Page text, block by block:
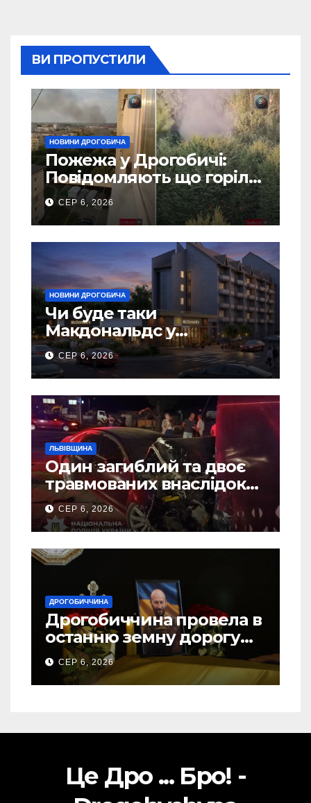
ВИ ПРОПУСТИЛИ
НОВИНИ ДРОГОБИЧА
Пожежа у Дрогобичі:
Повідомляють що горіло
5 гаражів (Відео)
СЕР 6, 2026
НОВИНИ ДРОГОБИЧА
Чи буде таки
Макдональдс у
Дрогобичі? (Фото)
СЕР 6, 2026
ЛЬВІВЩИНА
Один загиблий та двоє
травмованих внаслідок
ДТП на Самбірщині
СЕР 6, 2026
ДРОГОБИЧЧИНА
Дрогобиччина провела в
останню земну дорогу
свого Захисника – Олега
Торського
СЕР 6, 2026
Це Дро ... Бро! -